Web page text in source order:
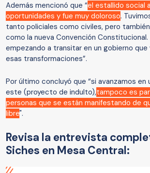
Además mencionó que “el estallido social
oportunidades y fue muy doloroso.
tanto policiales como civiles, pero
como la nueva Convención
empezando a transitar en un gobierno que
esas transformaciones”.
Por último concluyó que “si avanzamos
este (proyecto de indulto),tampoco es
personas que se están manifestando de
libre".
Revisa la entrevista
Siches en Mesa Central: